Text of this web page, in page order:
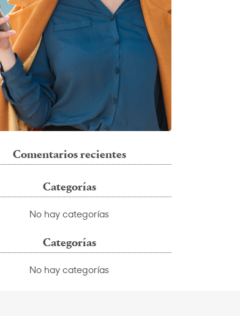
Comentarios recientes
Categorías
No hay categorías
Categorías
No hay categorías